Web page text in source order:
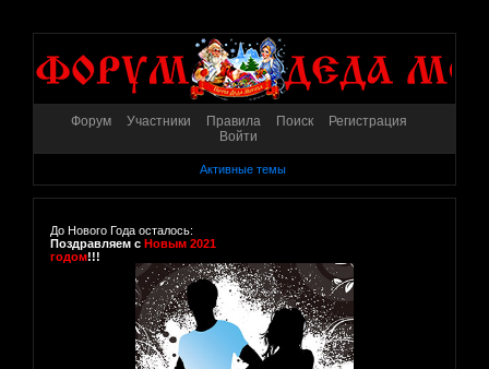
Форум Участники Правила Поиск
Регистрация
Войти
Активные темы
До Нового Года осталось:
Поздравляем с Новым 2021
годом!!!